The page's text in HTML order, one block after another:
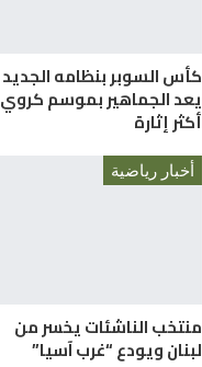
كأس السوبر بنظامه الجديد
يعد الجماهير بموسم كروي
أكثر إثارة
أخبار رياضية
منتخب الناشئات يخسر من
لبنان ويودع “غرب آسيا”